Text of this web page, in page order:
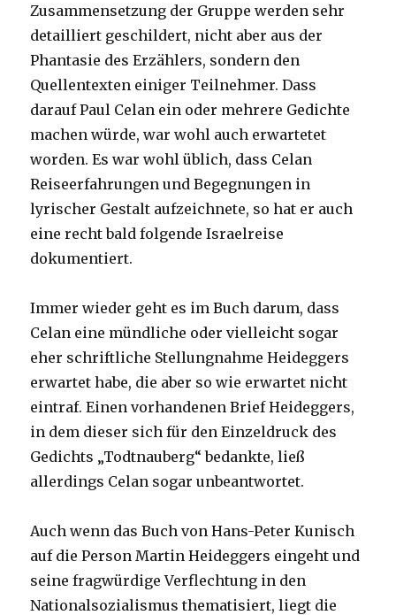
Zusammensetzung der Gruppe werden sehr
detailliert geschildert, nicht aber aus der
Phantasie des Erzählers, sondern den
Quellentexten einiger Teilnehmer. Dass
darauf Paul Celan ein oder mehrere Gedichte
machen würde, war wohl auch erwartetet
worden. Es war wohl üblich, dass Celan
Reiseerfahrungen und Begegnungen in
lyrischer Gestalt aufzeichnete, so hat er auch
eine recht bald folgende Israelreise
dokumentiert.
Immer wieder geht es im Buch darum, dass
Celan eine mündliche oder vielleicht sogar
eher schriftliche Stellungnahme Heideggers
erwartet habe, die aber so wie erwartet nicht
eintraf. Einen vorhandenen Brief Heideggers,
in dem dieser sich für den Einzeldruck des
Gedichts „Todtnauberg“ bedankte, ließ
allerdings Celan sogar unbeantwortet.
Auch wenn das Buch von Hans-Peter Kunisch
auf die Person Martin Heideggers eingeht und
seine fragwürdige Verflechtung in den
Nationalsozialismus thematisiert, liegt die